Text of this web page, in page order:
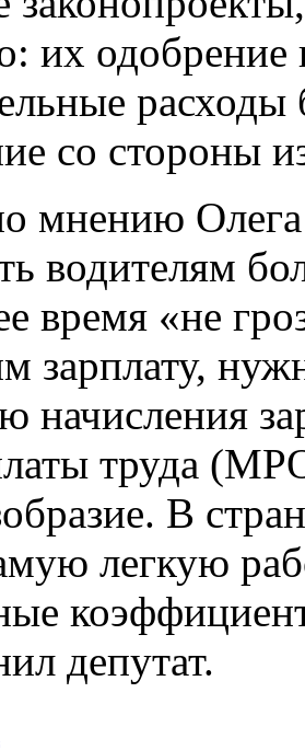
их одобрение
со стороны
мнению
водителям
время «не
зарплату,
начисления
труда
В
легкую
депутат.